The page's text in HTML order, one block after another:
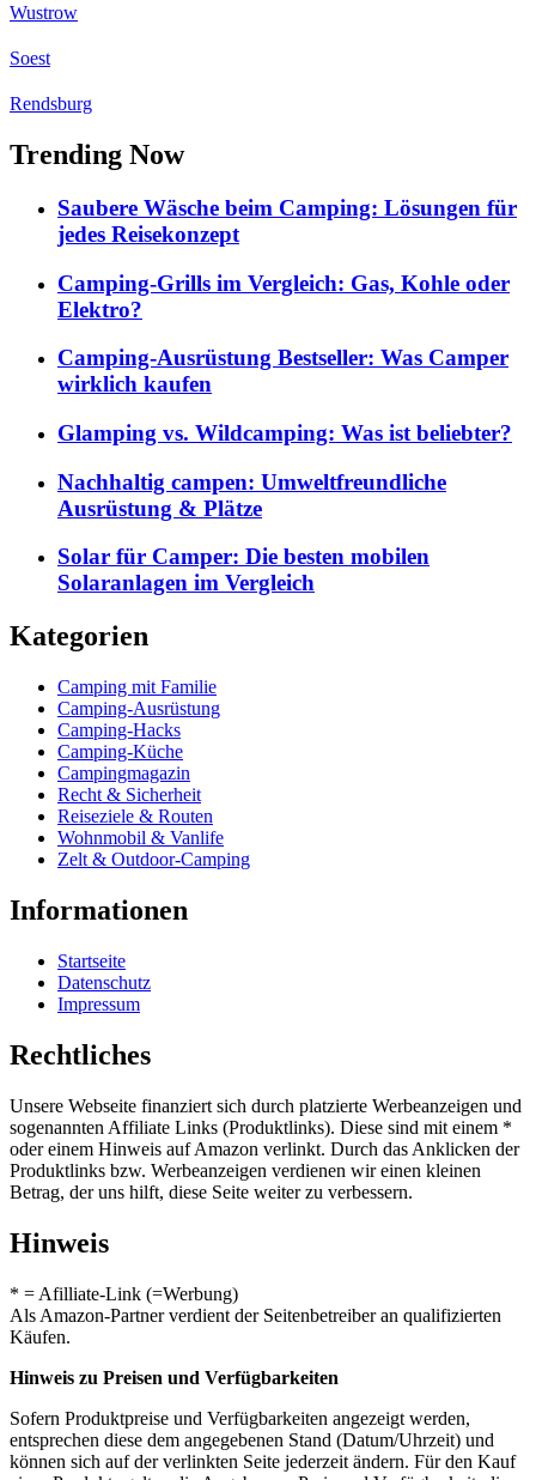
Wustrow
Soest
Rendsburg
Trending Now
Saubere Wäsche beim Camping: Lösungen für
jedes Reisekonzept
Camping-Grills im Vergleich: Gas, Kohle oder
Elektro?
Camping-Ausrüstung Bestseller: Was Camper
wirklich kaufen
Glamping vs. Wildcamping: Was ist beliebter?
Nachhaltig campen: Umweltfreundliche
Ausrüstung & Plätze
Solar für Camper: Die besten mobilen
Solaranlagen im Vergleich
Kategorien
Camping mit Familie
Camping-Ausrüstung
Camping-Hacks
Camping-Küche
Campingmagazin
Recht & Sicherheit
Reiseziele & Routen
Wohnmobil & Vanlife
Zelt & Outdoor-Camping
Informationen
Startseite
Datenschutz
Impressum
Rechtliches
Unsere Webseite finanziert sich durch platzierte Werbeanzeigen und
sogenannten Affiliate Links (Produktlinks). Diese sind mit einem *
oder einem Hinweis auf Amazon verlinkt. Durch das Anklicken der
Produktlinks bzw. Werbeanzeigen verdienen wir einen kleinen
Betrag, der uns hilft, diese Seite weiter zu verbessern.
Hinweis
* = Afilliate-Link (=Werbung)
Als Amazon-Partner verdient der Seitenbetreiber an qualifizierten
Käufen.
Hinweis zu Preisen und Verfügbarkeiten
Sofern Produktpreise und Verfügbarkeiten angezeigt werden,
entsprechen diese dem angegebenen Stand (Datum/Uhrzeit) und
können sich auf der verlinkten Seite jederzeit ändern. Für den Kauf